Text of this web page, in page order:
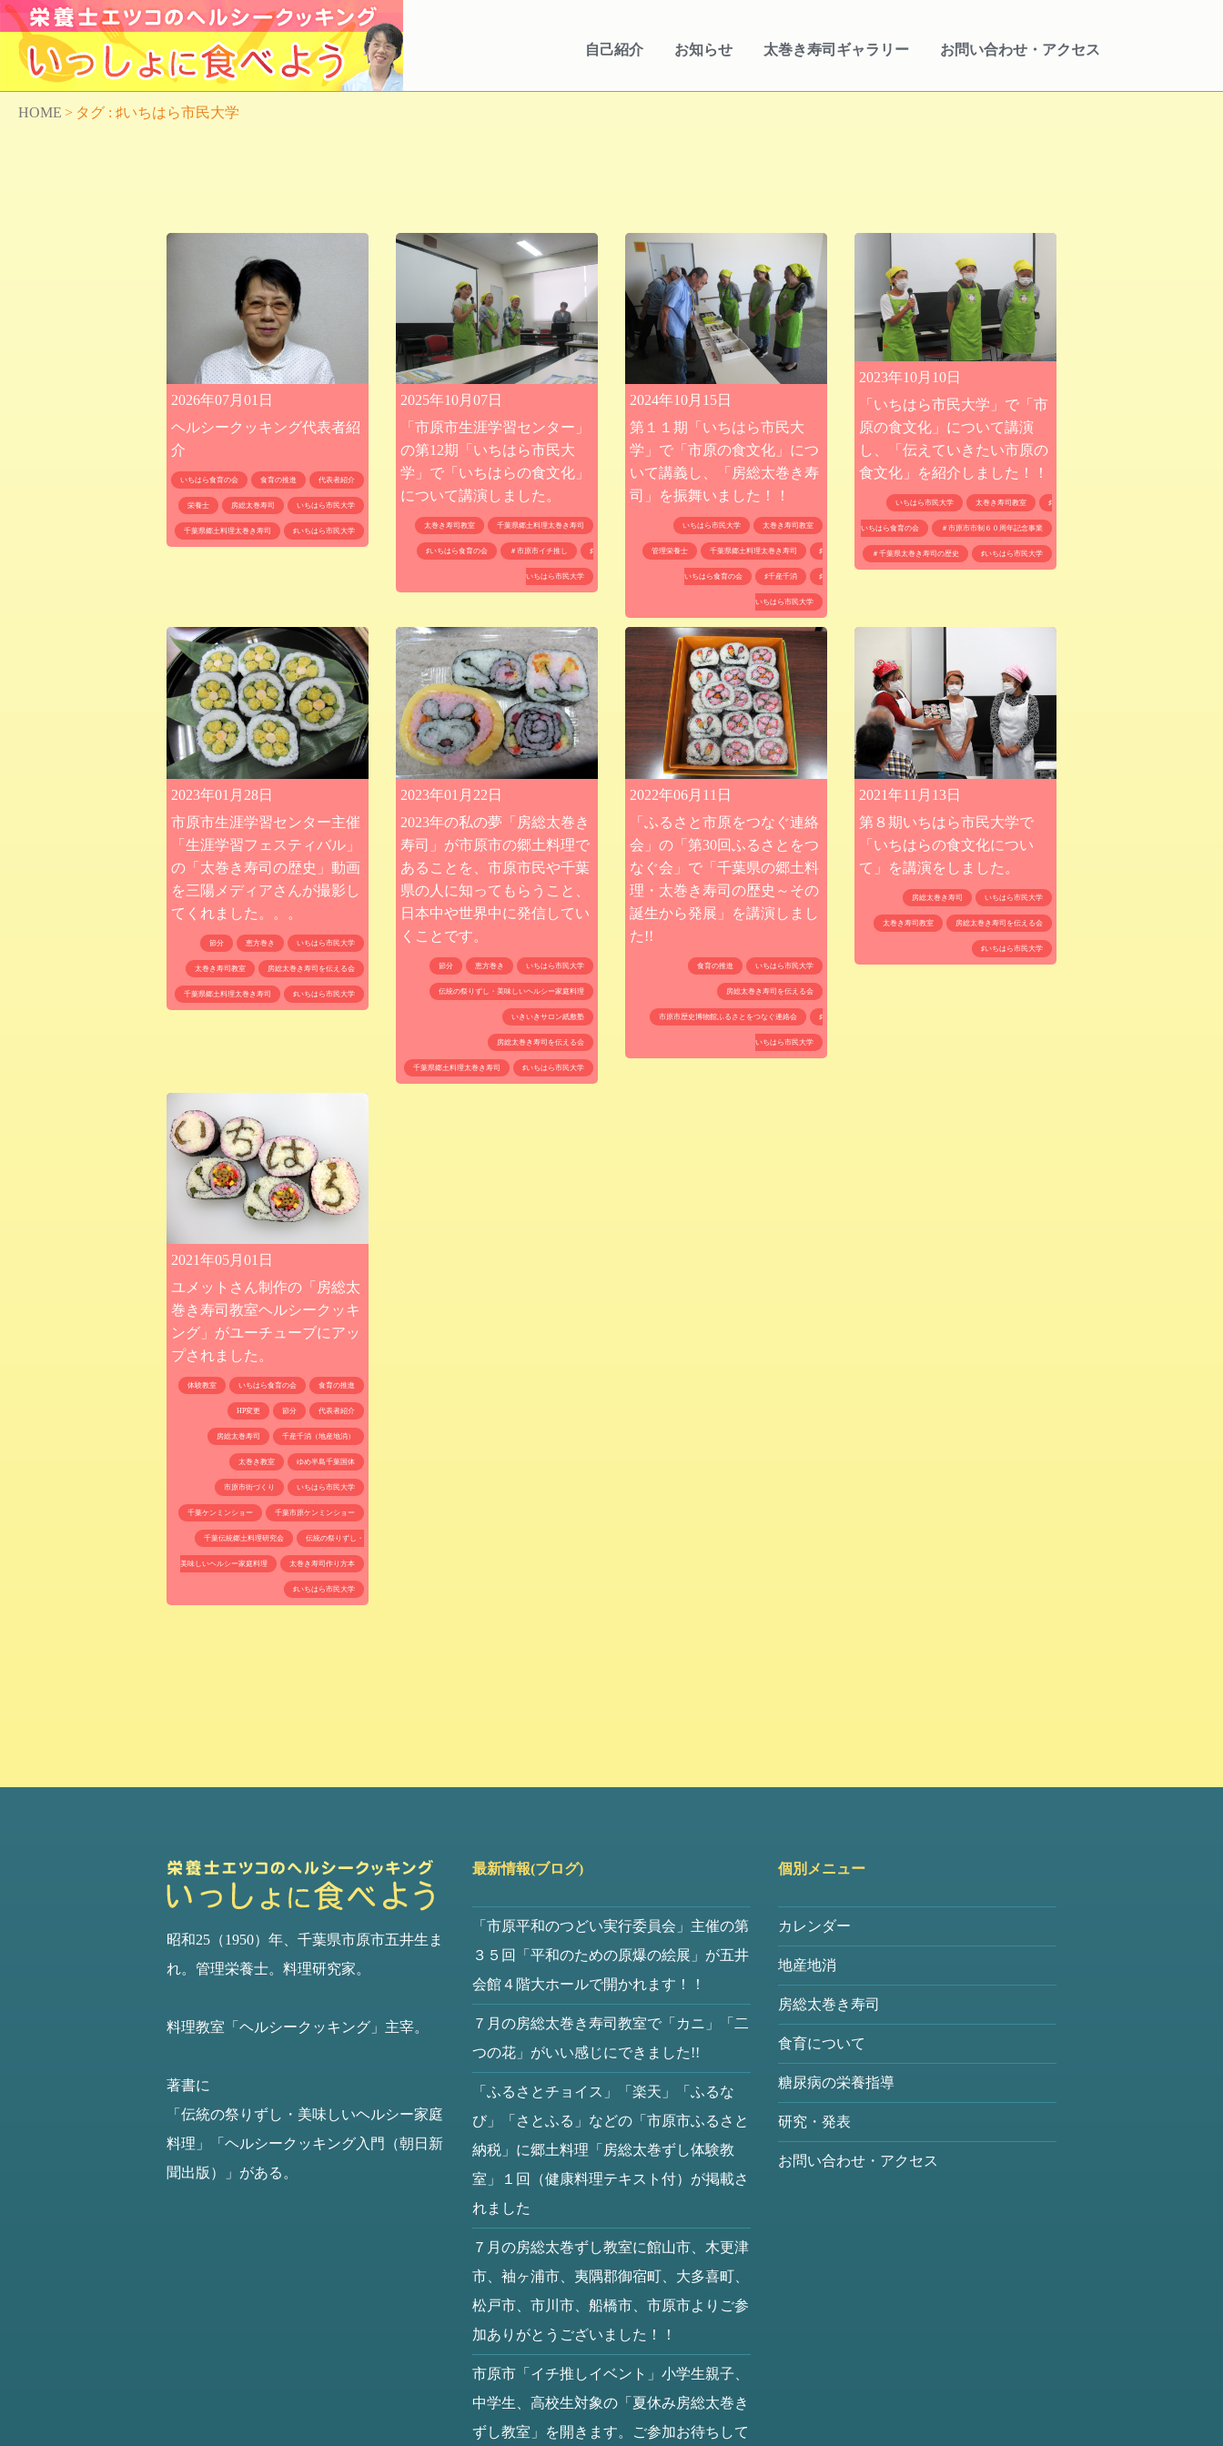
自己紹介 お知らせ 太巻き寿司ギャラリー お問い合わせ・アクセス
HOME > タグ : ♯いちはら市民大学
2026年07月01日
ヘルシークッキング代表者紹
介
いちはら食育の会 食育の推進 代表者紹介
栄養士 房総太巻寿司 いちはら市民大学
千葉県郷土料理太巻き寿司 ♯いちはら市民大学
2025年10月07日
「市原市生涯学習センター」
の第12期「いちはら市民大
学」で「いちはらの食文化」
について講演しました。
太巻き寿司教室 千葉県郷土料理太巻き寿司
♯いちはら食育の会 ＃市原市イチ推し ♯
いちはら市民大学
2024年10月15日
第１１期「いちはら市民大
学」で「市原の食文化」につ
いて講義し、「房総太巻き寿
司」を振舞いました！！
いちはら市民大学 太巻き寿司教室
管理栄養士 千葉県郷土料理太巻き寿司 ♯
いちはら食育の会 ♯千産千消 ♯
いちはら市民大学
2023年10月10日
「いちはら市民大学」で「市
原の食文化」について講演
し、「伝えていきたい市原の
食文化」を紹介しました！！
いちはら市民大学 太巻き寿司教室 ♯
いちはら食育の会 ＃市原市市制６０周年記念事業
＃千葉県太巻き寿司の歴史 ♯いちはら市民大学
2023年01月28日
市原市生涯学習センター主催
「生涯学習フェスティバル」
の「太巻き寿司の歴史」動画
を三陽メディアさんが撮影し
てくれました。。。
節分 恵方巻き いちはら市民大学
太巻き寿司教室 房総太巻き寿司を伝える会
千葉県郷土料理太巻き寿司 ♯いちはら市民大学
2023年01月22日
2023年の私の夢「房総太巻き
寿司」が市原市の郷土料理で
あることを、市原市民や千葉
県の人に知ってもらうこと、
日本中や世界中に発信してい
くことです。
節分 恵方巻き いちはら市民大学
伝統の祭りずし・美味しいヘルシー家庭料理
いきいきサロン紙敷塾
房総太巻き寿司を伝える会
千葉県郷土料理太巻き寿司 ♯いちはら市民大学
2022年06月11日
「ふるさと市原をつなぐ連絡
会」の「第30回ふるさとをつ
なぐ会」で「千葉県の郷土料
理・太巻き寿司の歴史～その
誕生から発展」を講演しまし
た!!
食育の推進 いちはら市民大学
房総太巻き寿司を伝える会
市原市歴史博物館ふるさとをつなぐ連絡会 ♯
いちはら市民大学
2021年11月13日
第８期いちはら市民大学で
「いちはらの食文化につい
て」を講演をしました。
房総太巻き寿司 いちはら市民大学
太巻き寿司教室 房総太巻き寿司を伝える会
♯いちはら市民大学
2021年05月01日
ユメットさん制作の「房総太
巻き寿司教室ヘルシークッキ
ング」がユーチューブにアッ
プされました。
体験教室 いちはら食育の会 食育の推進
HP変更 節分 代表者紹介
房総太巻寿司 千産千消（地産地消）
太巻き教室 ゆめ半島千葉国体
市原市街づくり いちはら市民大学
千葉ケンミンショー 千葉市原ケンミンショー
千葉伝統郷土料理研究会 伝統の祭りずし・
美味しいヘルシー家庭料理 太巻き寿司作り方本
♯いちはら市民大学
昭和25（1950）年、千葉県市原市五井生ま
れ。管理栄養士。料理研究家。
料理教室「ヘルシークッキング」主宰。
著書に
「伝統の祭りずし・美味しいヘルシー家庭
料理」
「ヘルシークッキング入門（朝日新
聞出版）」がある。
最新情報(ブログ)
「市原平和のつどい実行委員会」主催の第
３５回「平和のための原爆の絵展」が五井
会館４階大ホールで開かれます！！
７月の房総太巻き寿司教室で「カニ」「二
つの花」がいい感じにできました!!
「ふるさとチョイス」「楽天」「ふるな
び」「さとふる」などの「市原市ふるさと
納税」に郷土料理「房総太巻ずし体験教
室」１回（健康料理テキスト付）が掲載さ
れました
７月の房総太巻ずし教室に館山市、木更津
市、袖ヶ浦市、夷隅郡御宿町、大多喜町、
松戸市、市川市、船橋市、市原市よりご参
加ありがとうございました！！
市原市「イチ推しイベント」小学生親子、
中学生、高校生対象の「夏休み房総太巻き
ずし教室」を開きます。ご参加お待ちして
個別メニュー
カレンダー
地産地消
房総太巻き寿司
食育について
糖尿病の栄養指導
研究・発表
お問い合わせ・アクセス